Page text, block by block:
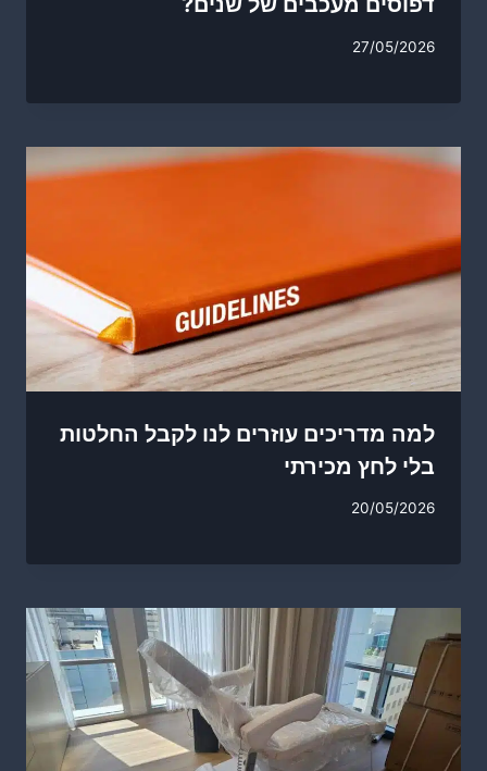
27/05/2026
למה מדריכים עוזרים לנו לקבל החלטות
בלי לחץ מכירתי
20/05/2026